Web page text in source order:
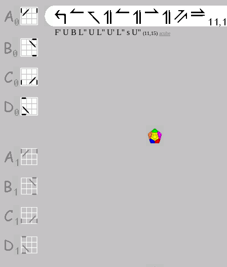
F' U B L'' U L'' U' L'' s U'' (11,15) acube